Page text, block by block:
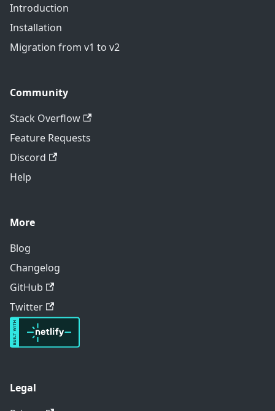
Introduction
Installation
Migration from v1 to v2
Community
Stack Overflow
Feature Requests
Discord
Help
More
Blog
Changelog
GitHub
Twitter
Legal